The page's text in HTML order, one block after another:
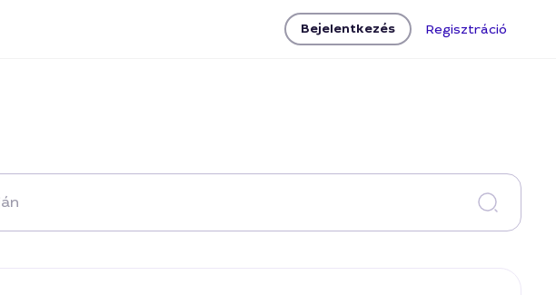
Bejelentkezés Regisztráció